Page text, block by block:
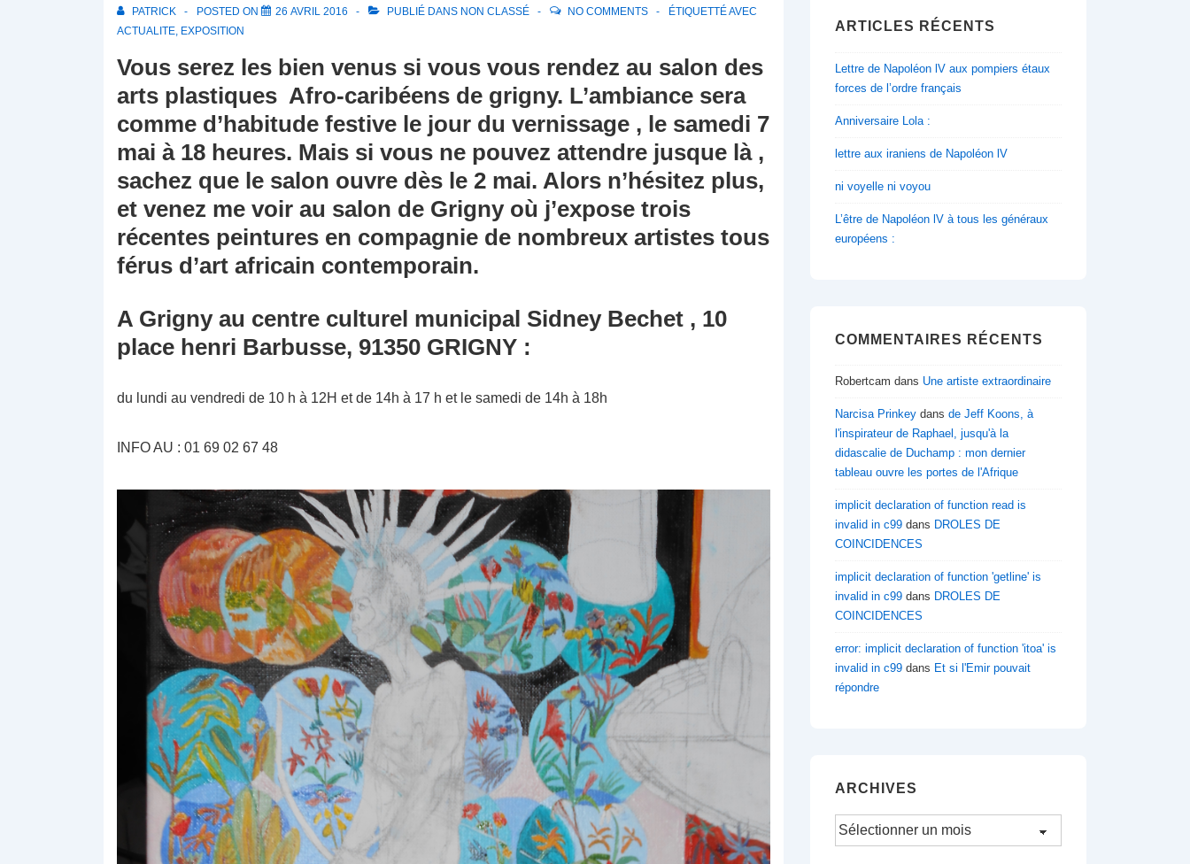
PATRICK POSTED ON 26 AVRIL 2016 PUBLIÉ DANS NON CLASSÉ NO COMMENTS
ÉTIQUETTÉ AVEC
ACTUALITE, EXPOSITION
Vous serez les bien venus si vous vous rendez au salon des
arts plastiques Afro-caribéens de grigny. L’ambiance sera
comme d’habitude festive le jour du vernissage , le samedi 7
mai à 18 heures. Mais si vous ne pouvez attendre jusque là ,
sachez que le salon ouvre dès le 2 mai. Alors n’hésitez plus,
et venez me voir au salon de Grigny où j’expose trois
récentes peintures en compagnie de nombreux artistes tous
férus d’art africain contemporain.
A Grigny au centre culturel municipal Sidney Bechet , 10
place henri Barbusse, 91350 GRIGNY :
du lundi au vendredi de 10 h à 12H et de 14h à 17 h et le samedi de 14h à 18h
INFO AU : 01 69 02 67 48
ARTICLES RÉCENTS
Lettre de Napoléon lV aux pompiers étaux
forces de l’ordre français
Anniversaire Lola :
lettre aux iraniens de Napoléon lV
ni voyelle ni voyou
L’être de Napoléon lV à tous les généraux
européens :
COMMENTAIRES RÉCENTS
Robertcam dans Une artiste extraordinaire
Narcisa Prinkey dans de Jeff Koons, à
l'inspirateur de Raphael, jusqu'à la
didascalie de Duchamp : mon dernier
tableau ouvre les portes de l'Afrique
implicit declaration of function read is
invalid in c99 dans DROLES DE
COINCIDENCES
implicit declaration of function 'getline' is
invalid in c99 dans DROLES DE
COINCIDENCES
error: implicit declaration of function 'itoa' is
invalid in c99 dans Et si l'Emir pouvait
répondre
ARCHIVES
Archives